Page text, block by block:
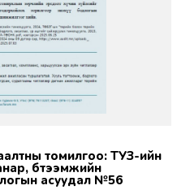
бүтээмжийн
асуудал №56